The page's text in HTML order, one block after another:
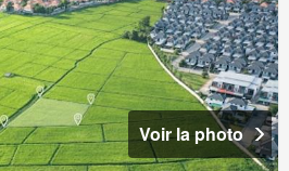
Voir la photo